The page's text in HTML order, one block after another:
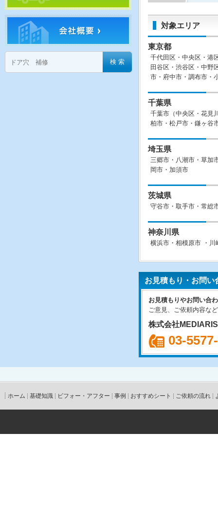
対象エリア
東京都
千代田区・中央区・港
田谷区・渋谷区・中野
市・府中市・調布市・
千葉県
千葉市（中央区・花見
柏市・松戸市・鎌ヶ谷
埼玉県
三郷市・八潮市・草加
岡市・加須市
茨城県
守谷市・取手市・常総
神奈川県
横浜市・相模原市 ・川
お見積もり・お問い
お見積もりやお問い合
ご意見、ご依頼内容な
株式会社
03-
ホーム 基礎知識 ビフォー・アフター 事例 おすすめシート ご依頼の流れ